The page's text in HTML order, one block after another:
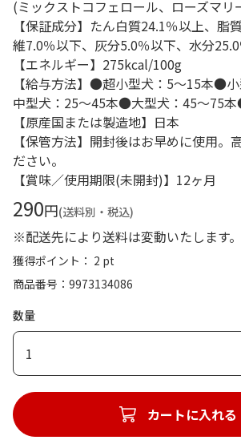
(ミックストコフェロール、ローズマリ
【保証成分】たん白質24.1％以上、脂
維7.0％以下、灰分5.0％以下、水分
【エネルギー】275kcal/100g
【給与方法】●超小型犬：5～15本●
中型犬：25～45本●大型犬：45～75
【原産国または製造地】日本
【保管方法】開封後はお早めに使用。
ださい。
【賞味／使用期限(未開封)】12ヶ月
290円(送料別・税込)
※配送先により送料は変動いたします。
獲得ポイント： 2 pt
商品番号
9973134086
数量
1
カートに入れる